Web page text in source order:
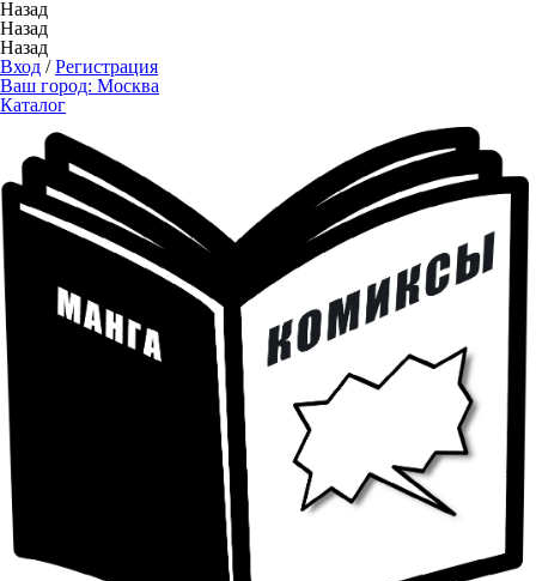
Назад
Назад
Назад
Вход /Регистрация
Ваш город: Москва
Каталог